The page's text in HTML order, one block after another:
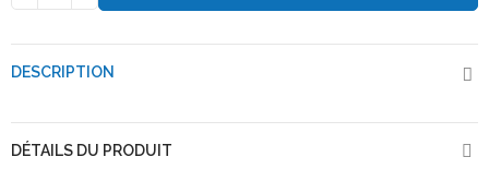
DESCRIPTION
DÉTAILS DU PRODUIT